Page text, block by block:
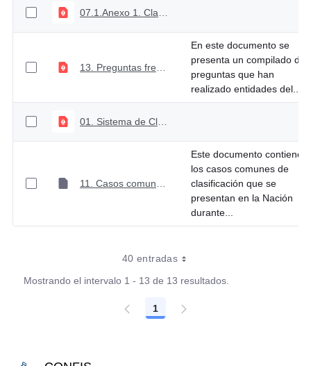
En este documento se
presenta un compilado de
preguntas que han
realizado entidades del...
01. Sistema de Clasificación Presupuestal
Este documento contiene
los casos comunes de
clasificación que se
presentan en la Nación
durante...
40 entradas
Mostrando el intervalo 1 - 13 de 13 resultados.
Página
1